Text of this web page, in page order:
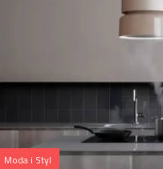
Moda i Styl